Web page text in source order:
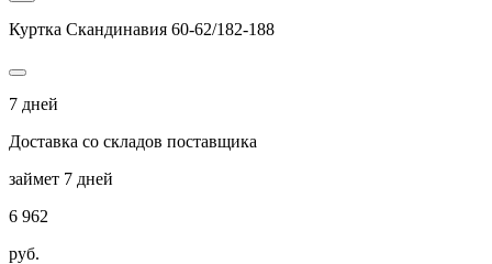
Куртка Скандинавия 60-62/182-188
7 дней
Доставка со складов поставщика
займет 7 дней
6 962
руб.